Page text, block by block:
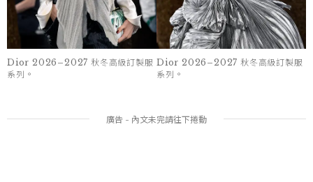
Dior 2026–2027 秋冬高級訂製服
系列。
Dior 2026–2027 秋冬高級訂製服
系列。